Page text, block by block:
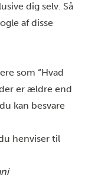
dig selv. Så
af disse
som “Hvad
er ældre end
kan besvare
henviser til